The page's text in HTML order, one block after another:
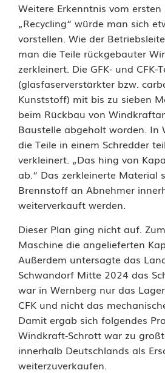
Weitere Erkenntnis vom
„Recycling“ würde man sich
vorstellen. Wie der
man die Teile rückgebauter
zerkleinert. Die GFK- und CFK-
(glasfaserverstärkter bzw.
Kunststoff) mit bis zu sieben
beim Rückbau von
Baustelle abgeholt worden. In
die Teile in einem Schredder
verkleinert. „Das hing von
ab.“ Das zerkleinerte Material
Brennstoff an Abnehmer
weiterverkauft werden.
Dieser Plan ging nicht auf.
Maschine die angelieferten
Außerdem untersagte das
Schwandorf Mitte 2024 das
war in Wernberg nur das
CFK und nicht das
Damit ergab sich folgendes
Windkraft-Schrott war zu
innerhalb Deutschlands als
weiterzuverkaufen.